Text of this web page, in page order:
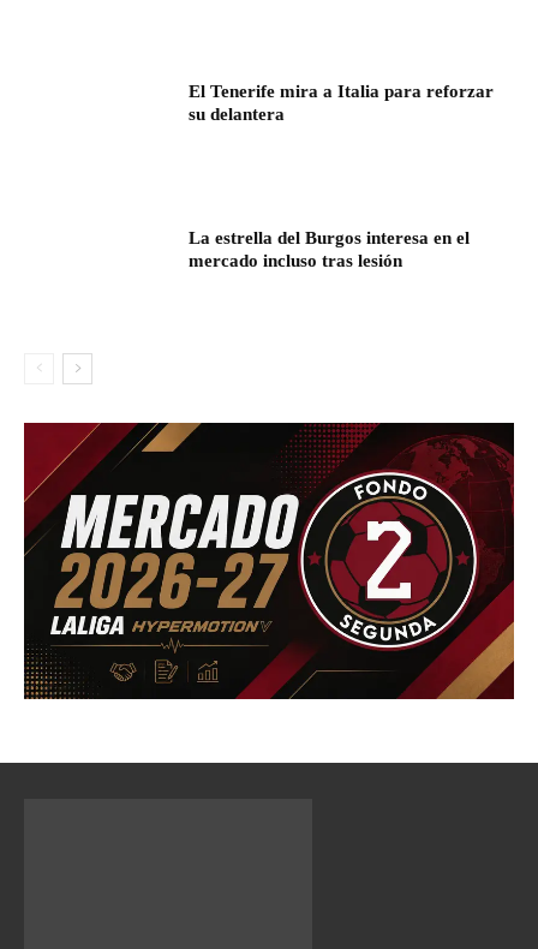
El Tenerife mira a Italia para reforzar
su delantera
La estrella del Burgos interesa en el
mercado incluso tras lesión